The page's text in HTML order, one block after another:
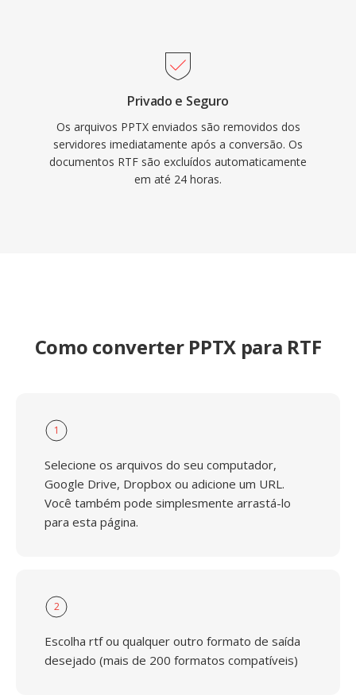
Privado e Seguro
Os arquivos PPTX enviados são removidos dos
servidores imediatamente após a conversão. Os
documentos RTF são excluídos automaticamente
em até 24 horas.
Como converter PPTX para RTF
1
Selecione os arquivos do seu computador,
Google Drive, Dropbox ou adicione um URL.
Você também pode simplesmente arrastá-lo
para esta página.
2
Escolha rtf ou qualquer outro formato de saída
desejado (mais de 200 formatos compatíveis)